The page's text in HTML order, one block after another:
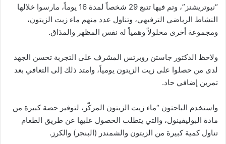
“نيوتريشنز”، وتم فيها تتبع 29 شخصاً لمدة 16 يوماً، مارسوا خلالها
النشاط الرياضي الترفيهي، وتناول عدد منهم ماء زيت الزيتون،
ومجموعة أخرى محلولاً وهمياً له نفس المظهر والمذاق.
ولاحظ الدكتور جاستن روبرتس المشرف على التجربة تحسن الجهد
لدى من حصلوا على زيت الزيتون يومياً، وامتد ذلك إلى التعافي بعد
تمرين إضافي حاد.
واستخدم الباحثون “ماء زيت الزيتون المركّز، لتوفير حصة كبيرة من
مادة البوليفينول، والتي يتطلب الحصول عليها عن طريق الطعام
تناول كمية كبيرة من الزيتون والشمندر (البنجر) والكرز.